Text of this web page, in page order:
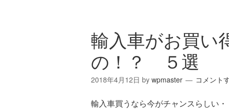
輸入車がお買い
の！？ ５選
2018年4月12日 by wpmaster コメント
輸入車買うなら今がチャンスらしい